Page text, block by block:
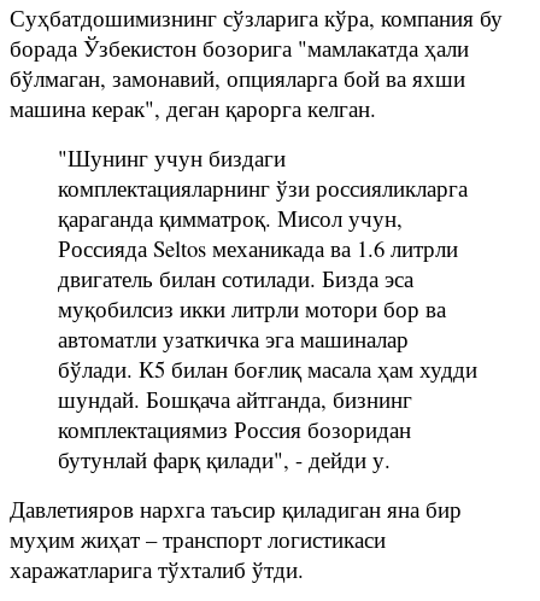
Суҳбатдошимизнинг сўзларига кўра, компания бу
борада Ўзбекистон бозорига "мамлакатда ҳали
бўлмаган, замонавий, опцияларга бой ва яхши
машина керак", деган қарорга келган.
"Шунинг учун биздаги
комплектацияларнинг ўзи россияликларга
қараганда қимматроқ. Мисол учун,
Россияда Seltos механикада ва 1.6 литрли
двигатель билан сотилади. Бизда эса
муқобилсиз икки литрли мотори бор ва
автоматли узаткичка эга машиналар
бўлади. К5 билан боғлиқ масала ҳам худди
шундай. Бошқача айтганда, бизнинг
комплектациямиз Россия бозоридан
бутунлай фарқ қилади", - дейди у.
Давлетияров нархга таъсир қиладиган яна бир
муҳим жиҳат – транспорт логистикаси
харажатларига тўхталиб ўтди.